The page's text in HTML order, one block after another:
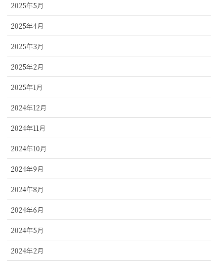
2025年5月
2025年4月
2025年3月
2025年2月
2025年1月
2024年12月
2024年11月
2024年10月
2024年9月
2024年8月
2024年6月
2024年5月
2024年2月